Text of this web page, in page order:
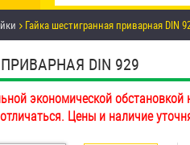
Гайка шестигранная приварная DIN
DIN 929
экономической
Цены и наличие